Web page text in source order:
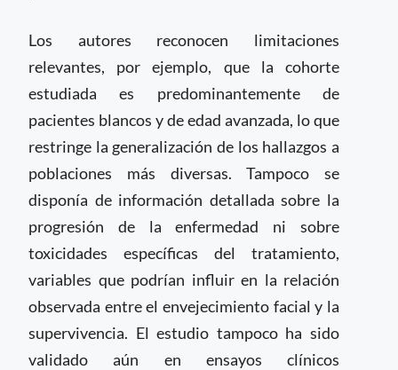
Los autores reconocen limitaciones
relevantes, por ejemplo, que la cohorte
estudiada es predominantemente de
pacientes blancos y de edad avanzada, lo que
restringe la generalización de los hallazgos a
poblaciones más diversas. Tampoco se
disponía de información detallada sobre la
progresión de la enfermedad ni sobre
toxicidades específicas del tratamiento,
variables que podrían influir en la relación
observada entre el envejecimiento facial y la
supervivencia. El estudio tampoco ha sido
validado aún en ensayos clínicos